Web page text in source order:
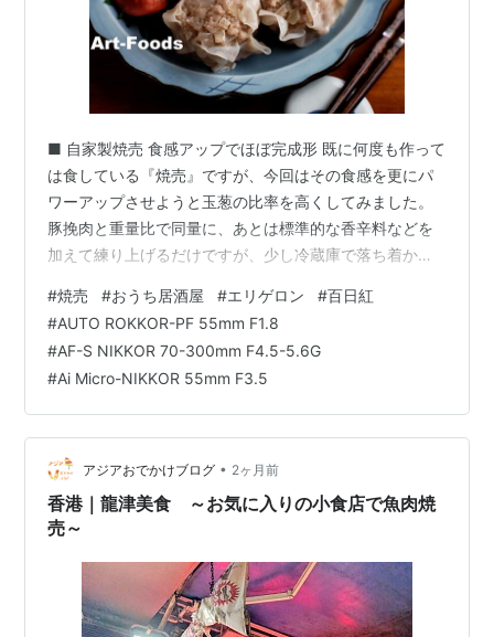
■ 自家製焼売 食感アップでほぼ完成形 既に何度も作って
は食している『焼売』ですが、今回はその食感を更にパ
ワーアップさせようと玉葱の比率を高くしてみました。
豚挽肉と重量比で同量に、あとは標準的な香辛料などを
加えて練り上げるだけですが、少し冷蔵庫で落ち着かせ
み、早速ジッコーしてみるのです。 焼売の食材なるほ
ど、しっとりと落ち着いた感じの餡になってますね...こ
れは食す前から勝利宣言しても許される気がしました。
もうひとつ変更点は皮のトップに盛り上がるくらいたっ
ぷりの餡を詰め込んだことです。見た目も大粒な『焼
売』になりますし、なにより蒸し上った時のふ…
#焼売 #おうち居酒屋 #エリゲロン #百日紅
#AUTO ROKKOR-PF 55mm F1.8
#AF-S NIKKOR 70-300mm F4.5-5.6G
#Ai Micro-NIKKOR 55mm F3.5
アジアおでかけブログ • 2ヶ月前
香港｜龍津美食 ～お気に入りの小食店で魚肉焼
売～